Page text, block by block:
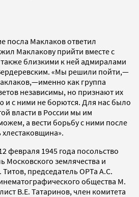
посла Маклаков ответил
Маклакову прийти вместе с
близкими к ней адмиралами
«Мы решили пойти,—
как группа
независимы, но признают их
и с ними не борются. Для нас было
власти в России мы им
а вести борьбу с ними после
хлестаковщина».
февраля 1945 года посольство
Московского землячества и
председатель ОРТа А.С.
общества М.
В.Е. Татаринов, член комитета